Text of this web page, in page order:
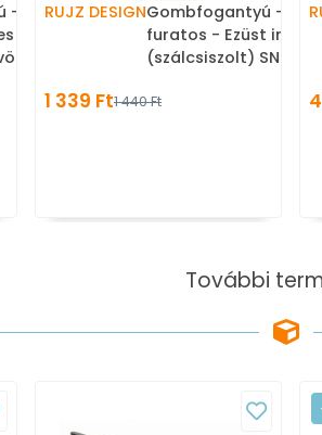
590.01 - 1
króm Cr -
- Fém
RUJZ DESIGNGombfogantyú -
furatos - Ezüst inox
(szálcsiszolt) SNiL -
gombfogantyú,
1 339 Ft1 440 Ft
További